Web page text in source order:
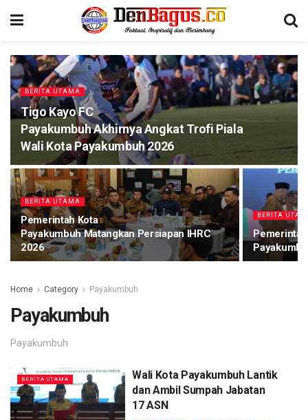
BERITA UTAMA
Tigo Kayo FC
Payakumbuh Akhirnya Angkat Trofi Piala
Wali Kota Payakumbuh 2026
BERITA UTAMA
Pemerintah Kota
Payakumbuh Matangkan Persiapan IHRC
2026
BERITA
Home Category Payakumbuh
Payakumbuh
Payakumbuh
BERITA UTAMA
Wali Kota Payakumbuh Lantik
dan Ambil Sumpah Jabatan
17 ASN